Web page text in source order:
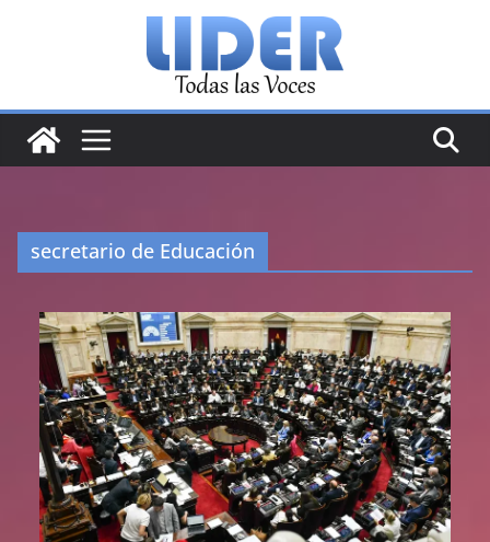
secretario de Educación